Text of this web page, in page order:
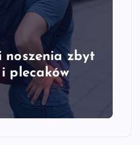
noszenia zbyt
plecaków